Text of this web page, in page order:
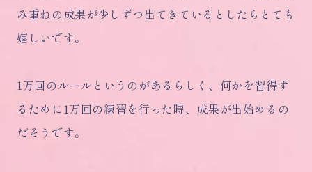
み重ねの成果が少しずつ出てきているとしたらとても
嬉しいです。
1万回のルールというのがあるらしく、何かを習得す
るために1万回の練習を行った時、成果が出始めるの
だそうです。